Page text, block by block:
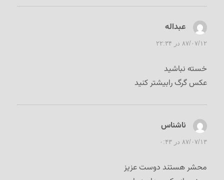
عبداله
۸۷/۰۷/۱۲ در ۲۲:۳۴
خسته نباشید
عکس گرگ رابیشتر کنید
ناشناس
۸۷/۰۷/۱۳ در ۰:۴۳
محشر هستند دوست عزیز